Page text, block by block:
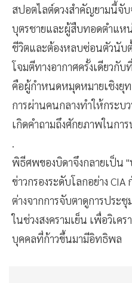
สปอตไลต์ดวงสำคัญยามนี้จับ
บุตรชายและผู้สืบทอดตำแห
ชีวิตและต้องหลบซ่อนตัวนับ
โจมตีทางอากาศครั้งเดียวกั
คือผู้กำหนดหมุดหมายเชิงยุ
การผ่านคนกลางทำให้กระบ
เกิดคำถามถึงศักยภาพในกา
.
พิธีศพของบิดาจึงกลายเป็น
ข่าวกรองระดับโลกอย่าง CIA
ต่างจากการจับตาดูการประ
ในช่วงสงครามเย็น เพื่อวิเค
บุคคลที่ก้าวขึ้นมามีอิทธิพล